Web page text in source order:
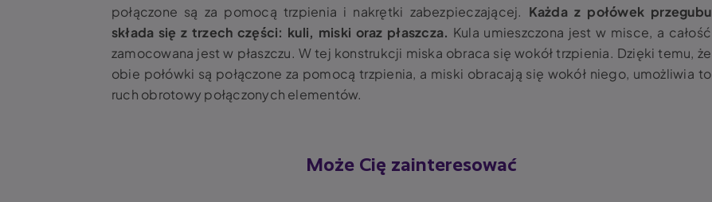
połączone są za pomocą trzpienia i nakrętki zabezpieczającej. Każda z połówek przegubu
składa się z trzech części: kuli, miski oraz płaszcza. Kula umieszczona jest w misce, a całość
zamocowana jest w płaszczu. W tej konstrukcji miska obraca się wokół trzpienia. Dzięki temu, że
obie połówki są połączone za pomocą trzpienia, a miski obracają się wokół niego, umożliwia to
ruch obrotowy połączonych elementów.
Może Cię zainteresować